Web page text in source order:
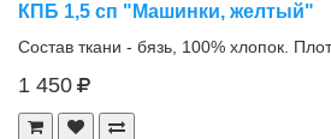
КПБ 1,5 сп "Машинки, желтый"
Состав ткани - бязь, 100% хлопок.
1 450